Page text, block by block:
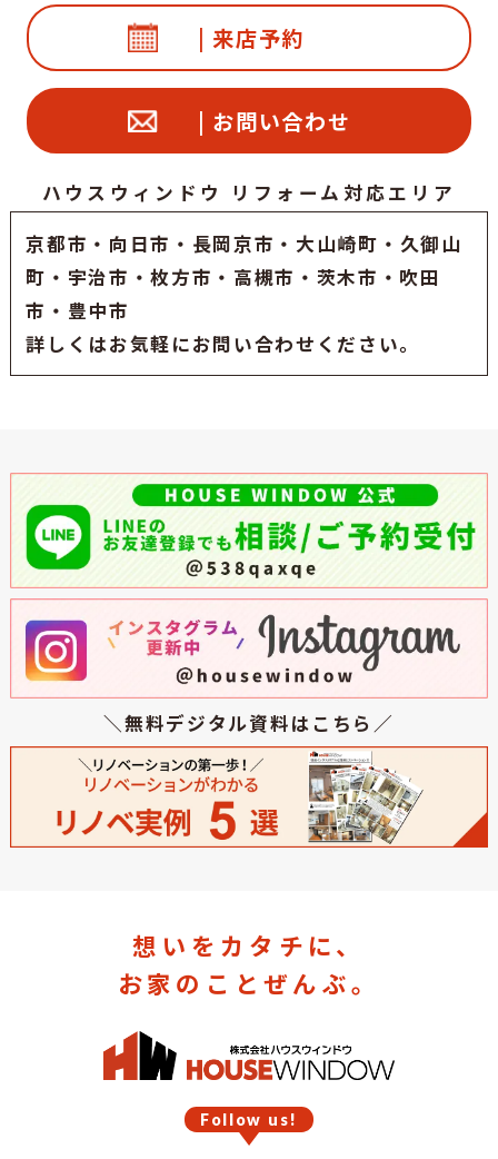
| 来店予約
| お問い合わせ
ハウスウィンドウ リフォーム対応エリア
京都市 ・ 向日市 ・ 長岡京市 ・大山崎町・久御山
町・ 宇治市 ・枚方市・高槻市・茨木市・吹田
市・豊中市
詳しくはお気軽にお問い合わせください。
＼無料デジタル資料はこちら／
想いをカタチに、
お家のことぜんぶ。
Follow us!